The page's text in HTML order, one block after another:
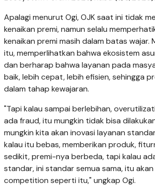
Apalagi menurut Ogi, OJK saat ini tidak
kenaikan premi, namun selalu
kenaikan premi masih dalam batas wajar.
itu, memperlihatkan bahwa ekosistem
dan berharap bahwa layanan pada
baik, lebih cepat, lebih efisien, sehingga
dalam tahap kewajaran.
"Tapi kalau sampai berlebihan,
ada fraud, itu mungkin tidak bisa
mungkin kita akan inovasi layanan
kalau itu bebas, memberikan produk,
sedikit, premi-nya berbeda, tapi kalau
standar, ini standar semua sama, itu
competition seperti itu," ungkap Ogi.